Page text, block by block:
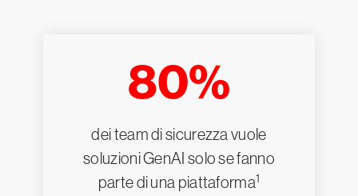
80%
dei team di sicurezza vuole
soluzioni GenAI solo se fanno
parte di una piattaforma1